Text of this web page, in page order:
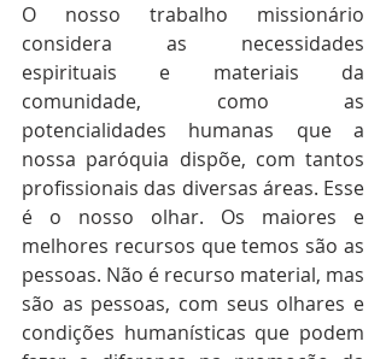
O nosso trabalho missionário
considera as necessidades
espirituais e materiais da
comunidade, como as
potencialidades humanas que a
nossa paróquia dispõe, com tantos
profissionais das diversas áreas. Esse
é o nosso olhar. Os maiores e
melhores recursos que temos são as
pessoas. Não é recurso material, mas
são as pessoas, com seus olhares e
condições humanísticas que podem